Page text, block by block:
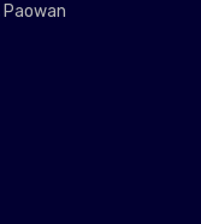
Paowan